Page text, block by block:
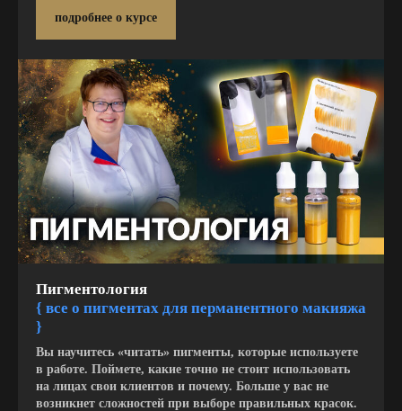
подробнее о курсе
Пигментология
{ все о пигментах для перманентного макияжа
}
Вы научитесь «читать» пигменты, которые используете
в работе. Поймете, какие точно не стоит использовать
на лицах свои клиентов и почему. Больше у вас не
возникнет сложностей при выборе правильных красок.